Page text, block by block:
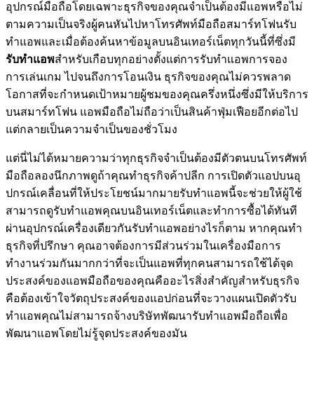
อุปกรณ์มือถือโดยเฉพาะธุรกิจของคุณจำเป็นต้องมีแอพหรือไม่
ตามความเป็นจริงผู้คนหันไปหาโทรศัพท์มือถือสมาร์ทโฟนรับ
ทำแอพและเมื่อต้องค้นหาข้อมูลบนอินเทอร์เน็ตทุกวันนี้ที่ซึ่งมี
รับทำแอพสำหรับเกือบทุกอย่างตั้งแต่การรับทำแอพการจอง
การเล่นเกม ไปจนถึงการโอนเงิน ธุรกิจของคุณไม่ควรพลาด
โอกาสที่จะกำหนดเป้าหมายผู้ชมของคุณครึ่งหนึ่งซึ่งมีให้บริการ
บนสมาร์ทโฟน แอพมือถือไม่ถือว่าเป็นสินค้าฟุ่มเฟือยอีกต่อไป
แต่กลายเป็นความจำเป็นของชั่วโมง
แต่นี่ไม่ได้หมายความว่าทุกธุรกิจจำเป็นต้องมีตัวตนบนโทรศัพท์
มือถือลองนึกภาพดูถ้าคุณทำธุรกิจค้าปลีก การเปิดตัวแอปบนอุ
ปกรณ์เคลื่อนที่ให้ประโยชน์มากมายรับทำแอพนี้จะช่วยให้ผู้ใช้
สามารถดูรับทำแอพคุณบนอินเทอร์เน็ตและทำการซื้อได้ทันที
ผ่านอุปกรณ์เครื่องเดียวกันรับทำแอพอย่างไรก็ตาม หากคุณทำ
ธุรกิจที่ปรึกษา คุณอาจต้องการมีส่วนร่วมในเครื่องมือการ
ทำงานร่วมกันมากกว่าที่จะเป็นแอพที่ทุกคนสามารถใช้ได้จุด
ประสงค์ของแอพมือถือของคุณคืออะไรสิ่งสำคัญสำหรับธุรกิจ
คือต้องเข้าใจวัตถุประสงค์ของแอปก่อนที่จะวางแผนเปิดตัวรับ
ทำแอพคุณไม่สามารถจ้างบริษัทพัฒนารับทำแอพมือถือเพื่อ
พัฒนาแอพโดยไม่รู้จุดประสงค์ของมัน